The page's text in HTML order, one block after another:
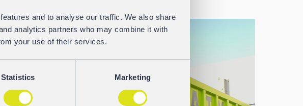
and to analyse our traffic. We also share
analytics partners who may combine it with
your use of their services.
Statistics Marketing